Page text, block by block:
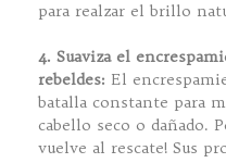
para realzar el brillo
4. Suaviza el
rebeldes: El
batalla constante para
cabello seco o dañado.
vuelve al rescate! Sus